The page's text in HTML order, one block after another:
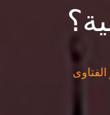
الفتاوى